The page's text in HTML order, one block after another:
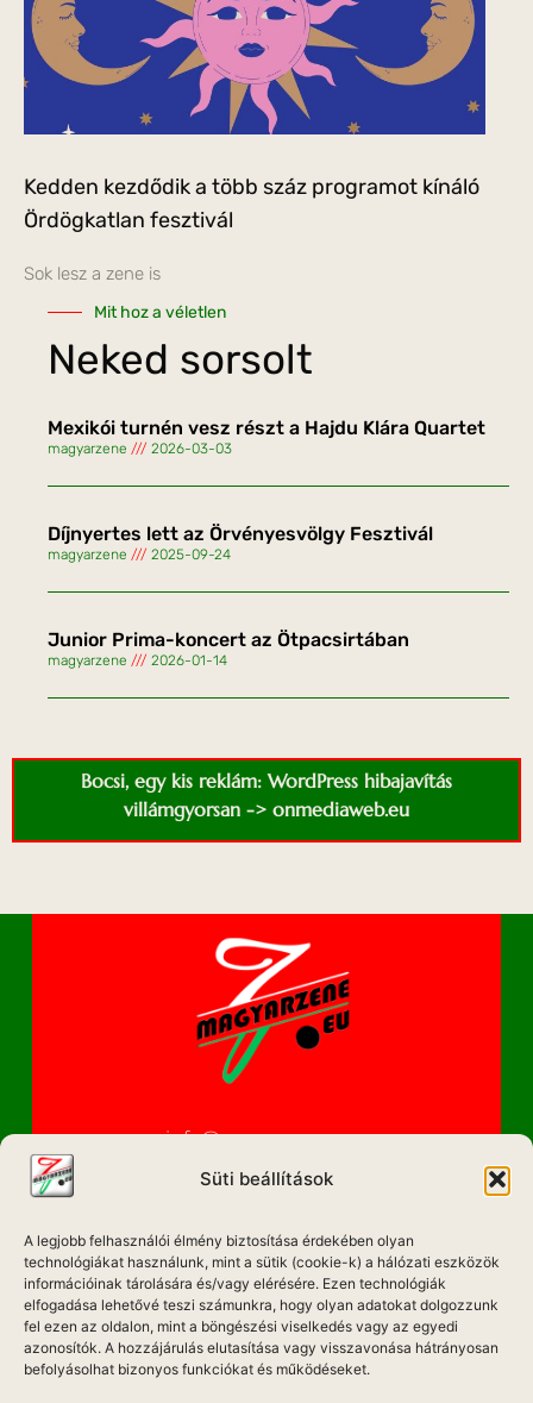
Süti beállítások
A legjobb felhasználói élmény biztosítása érdekében olyan
technológiákat használunk, mint a sütik (cookie-k) a hálózati eszközök
információinak tárolására és/vagy elérésére. Ezen technológiák
elfogadása lehetővé teszi számunkra, hogy olyan adatokat dolgozzunk
fel ezen az oldalon, mint a böngészési viselkedés vagy az egyedi
azonosítók. A hozzájárulás elutasítása vagy visszavonása hátrányosan
befolyásolhat bizonyos funkciókat és működéseket.
Kedden kezdődik a több száz programot kínáló
Ördögkatlan fesztivál
Sok lesz a zene is
Mit hoz a véletlen
Neked sorsolt
Mexikói turnén vesz részt a Hajdu Klára Quartet
magyarzene 2026-03-03
Díjnyertes lett az Örvényesvölgy Fesztivál
magyarzene 2025-09-24
Junior Prima-koncert az Ötpacsirtában
magyarzene 2026-01-14
Bocsi, egy kis reklám: WordPress hibajavítás
villámgyorsan -> onmediaweb.eu
info@magyarzene.eu
IMPRESSZUM
ETIKAI KÓDEX
MÉDIA AJÁNLAT
ADATKEZELÉSI NYILATKOZAT